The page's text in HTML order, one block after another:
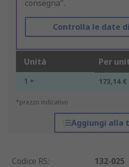
consegna".
Controlla le date
Unità Per
1 + 173,14 €
*prezzo indicativo
Aggiungi alla
Codice RS:
132-025